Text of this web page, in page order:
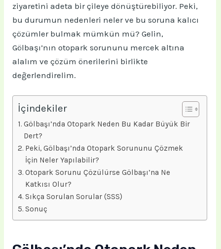
ziyaretini adeta bir çileye dönüştürebiliyor. Peki,
bu durumun nedenleri neler ve bu soruna kalıcı
çözümler bulmak mümkün mü? Gelin,
Gölbaşı’nın otopark sorununu mercek altına
alalım ve çözüm önerilerini birlikte
değerlendirelim.
İçindekiler
Gölbaşı’nda Otopark Neden Bu Kadar Büyük Bir
Dert?
Peki, Gölbaşı’nda Otopark Sorununu Çözmek
İçin Neler Yapılabilir?
Otopark Sorunu Çözülürse Gölbaşı’na Ne
Katkısı Olur?
Sıkça Sorulan Sorular (SSS)
Sonuç